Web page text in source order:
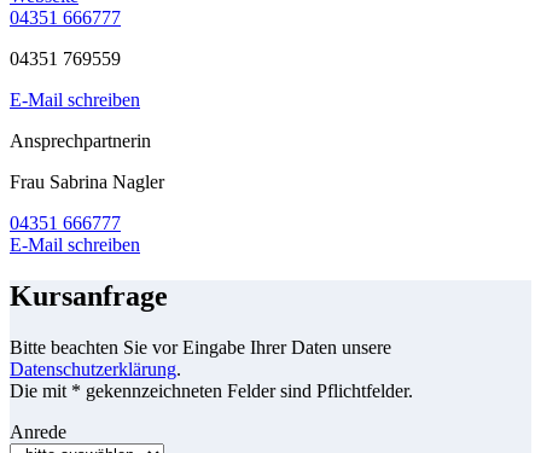
04351 666777
04351 769559
E-Mail schreiben
Ansprechpartnerin
Frau Sabrina Nagler
04351 666777
E-Mail schreiben
Kursanfrage
Bitte beachten Sie vor Eingabe Ihrer Daten unsere
Datenschutzerklärung.
Die mit * gekennzeichneten Felder sind Pflichtfelder.
Anrede